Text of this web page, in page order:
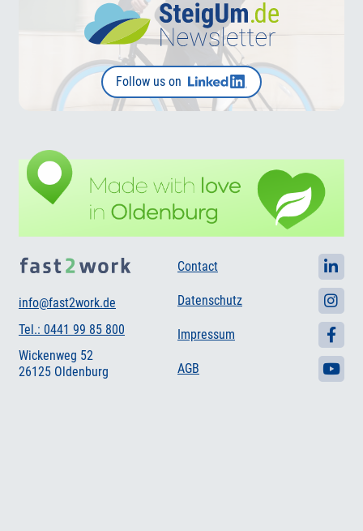
Follow us on
info@fast2work.de
Tel.: 0441 99 85 800
Wickenweg 52
26125 Oldenburg
Contact
Datenschutz
Impressum
AGB